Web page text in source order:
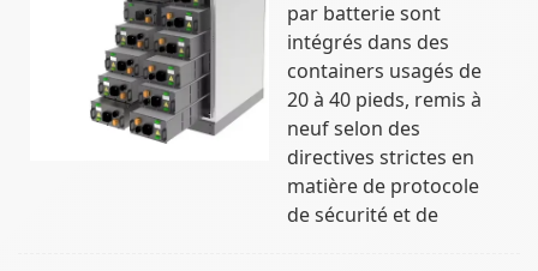
par batterie sont
intégrés dans des
containers usagés de
20 à 40 pieds, remis à
neuf selon des
directives strictes en
matière de protocole
de sécurité et de